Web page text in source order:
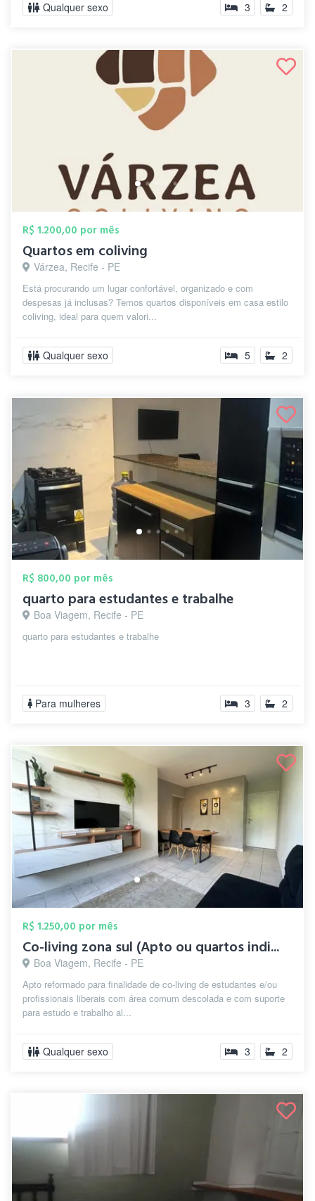
Qualquer sexo 3 2
R$ 1.200,00 por mês
Quartos em coliving
Várzea, Recife - PE
Está procurando um lugar confortável, organizado e com
despesas já inclusas? Temos quartos disponíveis em casa estilo
coliving, ideal para quem valori...
Qualquer sexo 5 2
R$ 800,00 por mês
quarto para estudantes e trabalhe
Boa Viagem, Recife - PE
quarto para estudantes e trabalhe
Para mulheres 3 2
R$ 1.250,00 por mês
Co-living zona sul (Apto ou quartos indi...
Boa Viagem, Recife - PE
Apto reformado para finalidade de co-living de estudantes e/ou
profissionais liberais com área comum descolada e com suporte
para estudo e trabalho al...
Qualquer sexo 3 2